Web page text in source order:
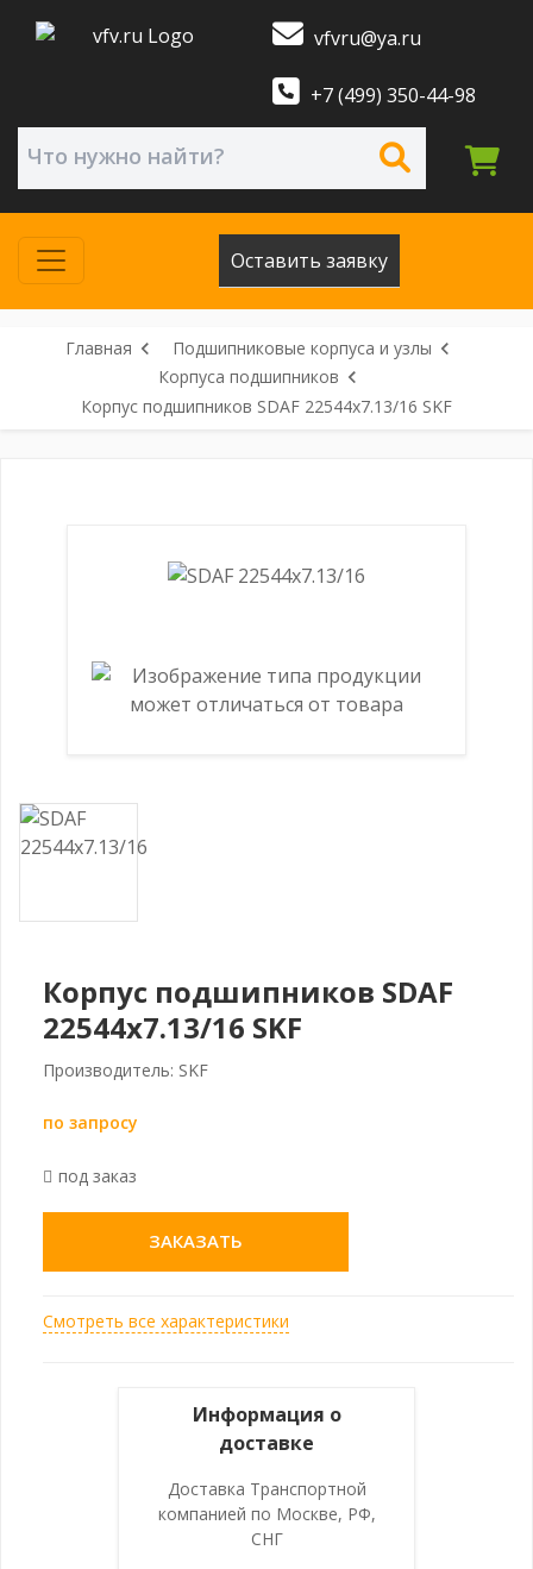
vfvru@ya.ru
+7 (499) 350-44-98
Оставить заявку
Главная
Подшипниковые корпуса и узлы
Корпуса подшипников
Корпус подшипников SDAF 22544x7.13/16 SKF
Корпус подшипников SDAF
22544x7.13/16 SKF
Производитель: SKF
по запросу
под заказ
ЗАКАЗАТЬ
Смотреть все характеристики
Информация о
доставке
Доставка Транспортной
компанией по Москве, РФ,
СНГ